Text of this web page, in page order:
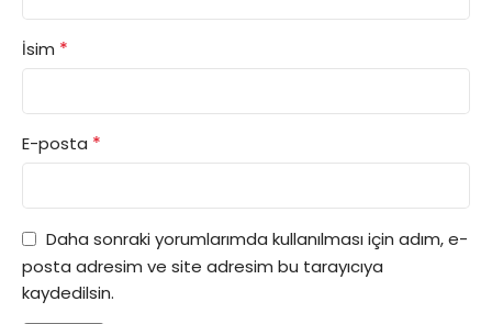
İsim *
E-posta *
Daha sonraki yorumlarımda kullanılması için adım, e-
posta adresim ve site adresim bu tarayıcıya
kaydedilsin.